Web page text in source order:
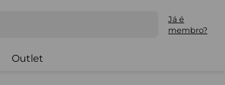
Já é
membro?
Outlet